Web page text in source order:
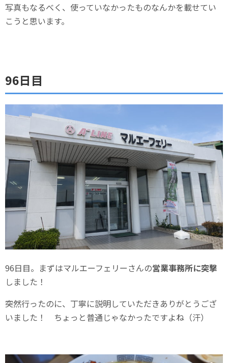
写真もなるべく、使っていなかったものなんかを載せてい
こうと思います。
96日目
96日目。まずはマルエーフェリーさんの営業事務所に突撃
しました！
突然行ったのに、丁寧に説明していただきありがとうござ
いました！ ちょっと普通じゃなかったですよね（汗）